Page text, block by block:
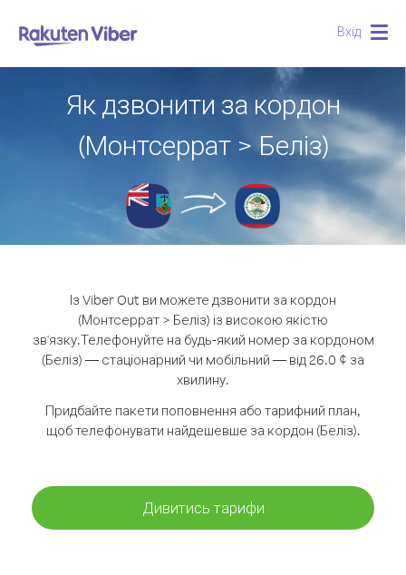
Вхід
Як дзвонити за кордон
(Монтсеррат > Беліз)
Із Viber Out ви можете дзвонити за кордон
(Монтсеррат > Беліз) із високою якістю
зв'язку.Телефонуйте на будь-який номер за кордоном
(Беліз) — стаціонарний чи мобільний — від 26.0 ¢ за
хвилину.
Придбайте пакети поповнення або тарифний план,
щоб телефонувати найдешевше за кордон (Беліз).
Дивитись тарифи